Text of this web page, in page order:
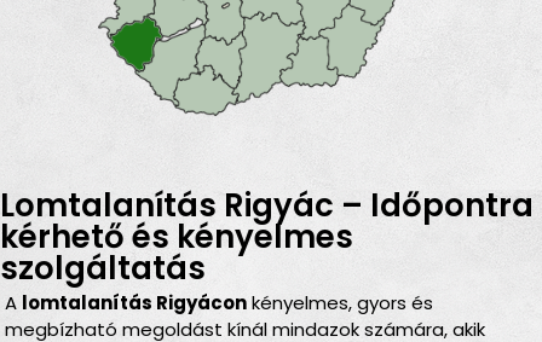
Lomtalanítás Rigyác – Időpontra
kérhető és kényelmes
szolgáltatás
A lomtalanítás Rigyáconkényelmes, gyors és
megbízható megoldást kínál mindazok számára, akik